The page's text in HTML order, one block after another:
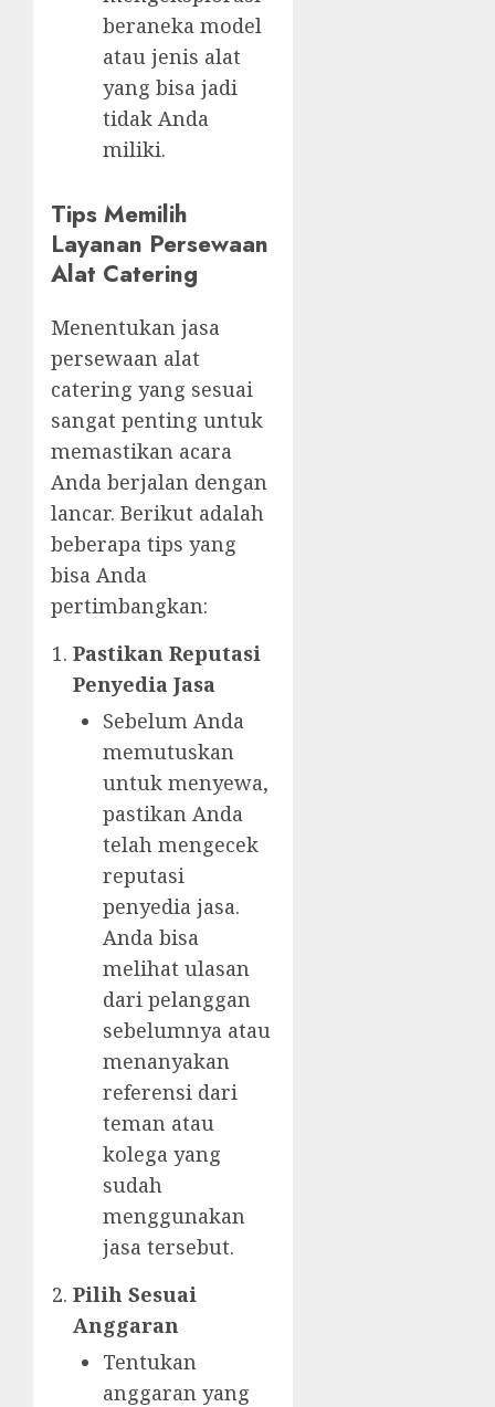
beraneka model
atau jenis alat
yang bisa jadi
tidak Anda
miliki.
Tips Memilih
Layanan Persewaan
Alat Catering
Menentukan jasa
persewaan alat
catering yang sesuai
sangat penting untuk
memastikan acara
Anda berjalan dengan
lancar. Berikut adalah
beberapa tips yang
bisa Anda
pertimbangkan:
Pastikan Reputasi
Penyedia Jasa
Sebelum Anda
memutuskan
untuk menyewa,
pastikan Anda
telah mengecek
reputasi
penyedia jasa.
Anda bisa
melihat ulasan
dari pelanggan
sebelumnya atau
menanyakan
referensi dari
teman atau
kolega yang
sudah
menggunakan
jasa tersebut.
Pilih Sesuai
Anggaran
Tentukan
anggaran yang